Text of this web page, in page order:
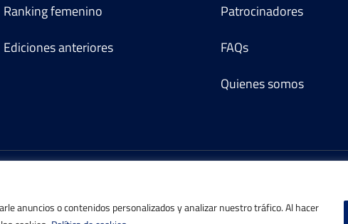
anuncios o contenidos personalizados y analizar nuestro tráfico. Al hacer
Ranking femenino
Ediciones anteriores
Patrocinadores
FAQs
Quienes somos